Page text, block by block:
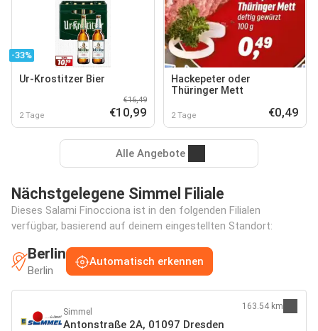
-33%
Ur-Krostitzer Bier
2 Tage
€16,49
€10,99
Hackepeter oder
Thüringer Mett
2 Tage €0,49
Alle Angebote
Nächstgelegene Simmel Filiale
Dieses Salami Finocciona ist in den folgenden Filialen
verfügbar, basierend auf deinem eingestellten Standort:
Berlin
Berlin
Automatisch erkennen
Simmel
Antonstraße 2A, 01097 Dresden
163.54 km